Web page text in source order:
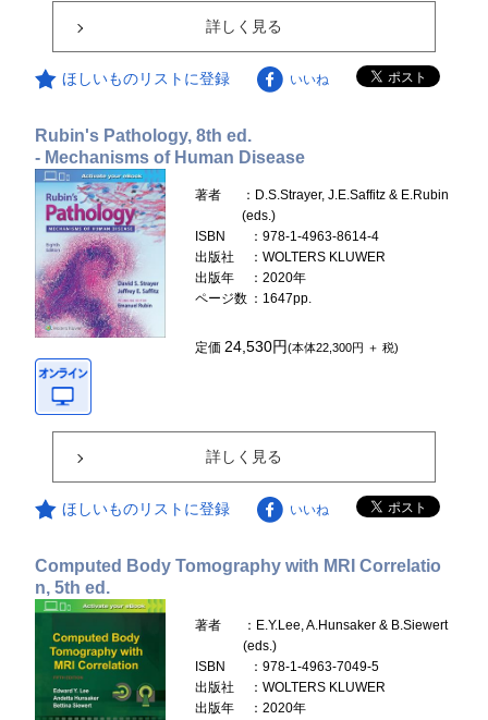
詳しく見る
ほしいものリストに登録 いいね
Rubin's Pathology, 8th ed.
- Mechanisms of Human Disease
著者
：D.S.Strayer, J.E.Saffitz & E.Rubin
(eds.)
ISBN
：978-1-4963-8614-4
出版社
：WOLTERS KLUWER
出版年
：2020年
ページ数 ：1647pp.
定価24,530円(本体22,300円 ＋ 税)
詳しく見る
ほしいものリストに登録 いいね
Computed Body Tomography with MRI Correlatio
n, 5th ed.
著者
：E.Y.Lee, A.Hunsaker & B.Siewert
(eds.)
ISBN
：978-1-4963-7049-5
出版社
：WOLTERS KLUWER
出版年
：2020年